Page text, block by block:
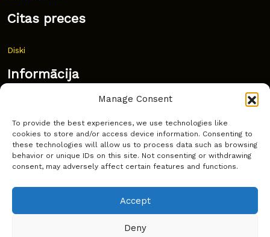
Manage Consent
To provide the best experiences, we use technologies like
cookies to store and/or access device information. Consenting to
these technologies will allow us to process data such as browsing
behavior or unique IDs on this site. Not consenting or withdrawing
consent, may adversely affect certain features and functions.
Accept
Deny
Citas preces
Diski
Informācija
Bieži uzdoti jautājumi
Kur pirkt?
Sīkdatņu politika